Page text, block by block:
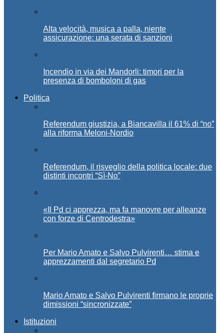
Alta velocità, musica a palla, niente
assicurazione: una serata di sanzioni
Incendio in via dei Mandorli: timori per la
presenza di bomboloni di gas
Politica
Referendum giustizia, a Biancavilla il 61% di “no”
alla riforma Meloni-Nordio
Referendum, il risveglio della politica locale: due
distinti incontri “Sì-No”
«Il Pd ci apprezza, ma fa manovre per alleanze
con forze di Centrodestra»
Per Mario Amato e Salvo Pulvirenti… stima e
apprezzamenti dal segretario Pd
Mario Amato e Salvo Pulvirenti firmano le proprie
dimissioni “sincronizzate”
Istituzioni